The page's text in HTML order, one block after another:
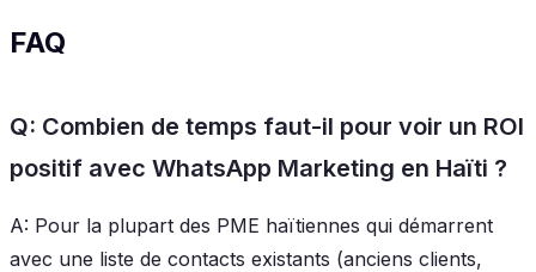
FAQ
Q: Combien de temps faut-il pour voir un ROI
positif avec WhatsApp Marketing en Haïti ?
A: Pour la plupart des PME haïtiennes qui démarrent
avec une liste de contacts existants (anciens clients,